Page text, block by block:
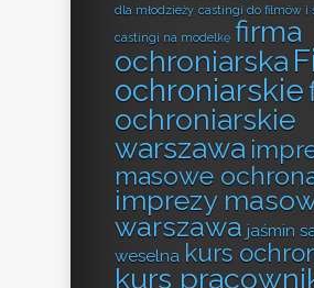
dla młodzieży castingi do filmów i
castingi na modelkę firma
ochroniarska
ochroniarskie
ochroniarskie
warszawa
masowe
imprezy
warszawa jaśmin
weselna kurs
kurs